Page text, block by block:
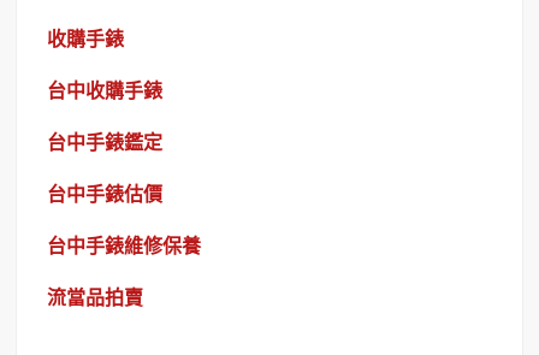
收購手錶
台中收購手錶
台中手錶鑑定
台中手錶估價
台中手錶維修保養
流當品拍賣